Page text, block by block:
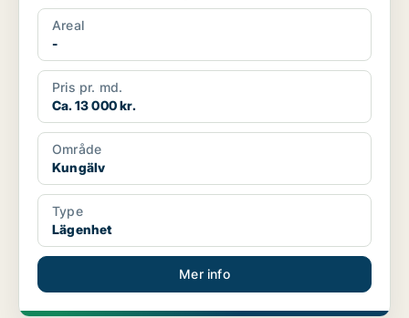
Areal
-
Pris pr. md.
Ca. 13 000 kr.
Område
Kungälv
Type
Lägenhet
Mer info